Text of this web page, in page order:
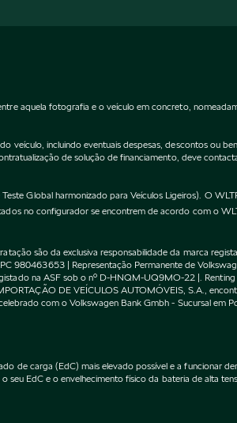
aquela fotografia e o veículo em concreto,
incluindo eventuais despesas, descontos ou
de solução de financiamento, deve
Global harmonizado para Veículos Ligeiros). O
no configurador se encontrem de acordo com o
são da exclusiva responsabilidade da marca
980463653 | Representação Permanente de
na ASF sob o nº D-HNQM-UQ9MO-22 |.
DE VEÍCULOS AUTOMÓVEIS, S.A.,
com o Volkswagen Bank Gmbh - Sucursal em
de carga (EdC) mais elevado possível e a funcionar
EdC e o envelhecimento físico da bateria de alta